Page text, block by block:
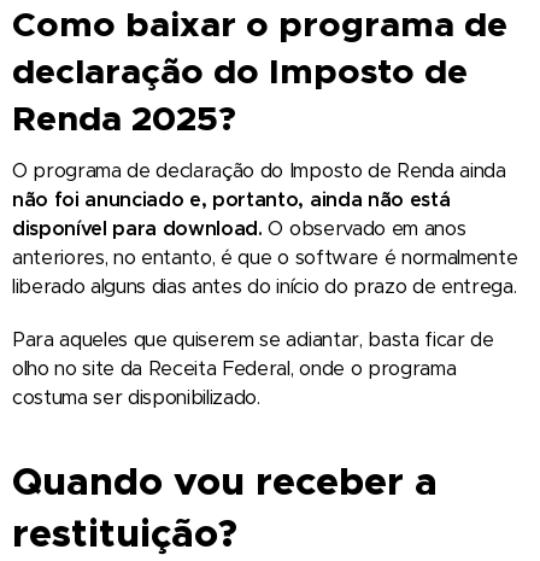
Como baixar o programa de
declaração do Imposto de
Renda 2025?
O programa de declaração do Imposto de Renda ainda
não foi anunciado e, portanto, ainda não está
disponível para download.O observado em anos
anteriores, no entanto, é que o software é normalmente
liberado alguns dias antes do início do prazo de entrega.
Para aqueles que quiserem se adiantar, basta ficar de
olho no site da Receita Federal, onde o programa
costuma ser disponibilizado.
Quando vou receber a
restituição?